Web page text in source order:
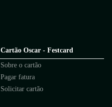
Cartão Oscar - Festcard
Sobre o cartão
Pagar fatura
Solicitar cartão